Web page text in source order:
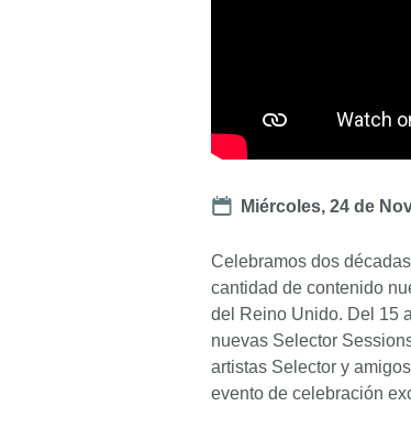
Date
Miércoles, 24 de
Celebramos dos
cantidad de contenido
del Reino Unido. Del 15
nuevas Selector
artistas Selector y
evento de celebración